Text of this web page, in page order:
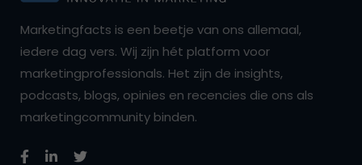
Marketingfacts is een beetje van ons allemaal,
iedere dag vers. Wij zijn hét platform voor
marketingprofessionals. Het zijn de insights,
podcasts, blogs, opinies en recencies die ons als
marketingcommunity binden.